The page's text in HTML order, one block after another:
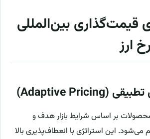
قیمت‌گذاری بین‌المللی
ارز
بر اساس شرایط بازار هدف و
می‌شود. این استراتژی با انعطاف‌پذیری بالا